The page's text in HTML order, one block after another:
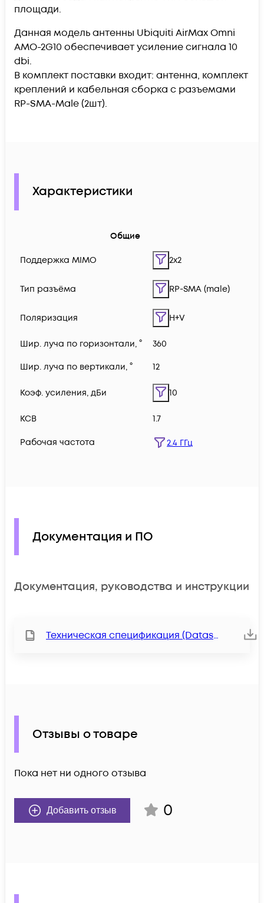
площади.
Данная модель антенны Ubiquiti AirMax Omni
AMO-2G10 обеспечивает усиление сигнала 10
dbi.
В комплект поставки входит: антенна, комплект
креплений и кабельная сборка с разъемами
RP-SMA-Male (2шт).
Характеристики
Общие
Поддержка MIMO 2x2
Тип разъёма RP-SMA (male)
Поляризация H+V
Шир. луча по горизонтали, ° 360
Шир. луча по вертикали, ° 12
Коэф. усиления, дБи 10
КСВ 1.7
Рабочая частота 2.4 ГГц
Документация и ПО
Документация, руководства и инструкции
Техническая спецификация (Datasheet)
Отзывы о товаре
Пока нет ни одного отзыва
Добавить отзыв 0